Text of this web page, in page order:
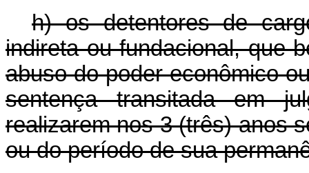
h) os detentores de
indireta ou fundacional, que
abuso do poder econômico
sentença transitada em
realizarem nos 3 (três) anos
ou do período de sua